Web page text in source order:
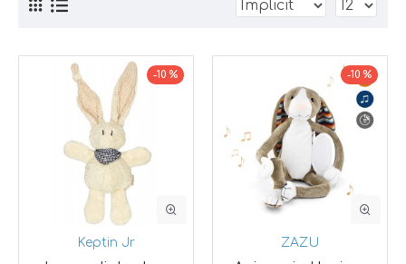
-10 %
Keptin Jr
-10 %
ZAZU